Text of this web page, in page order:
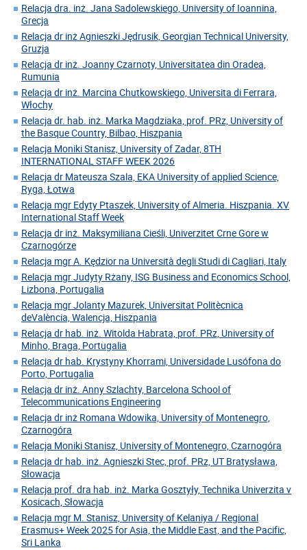
Relacja dra. inż. Jana Sadolewskiego, University of Ioannina,
Grecja
Relacja dr inż Agnieszki Jędrusik, Georgian Technical University,
Gruzja
Relacja dr inż. Joanny Czarnoty, Universitatea din Oradea,
Rumunia
Relacja dr inż. Marcina Chutkowskiego, Universita di Ferrara,
Włochy
Relacja dr. hab. inż. Marka Magdziaka, prof. PRz, University of
the Basque Country, Bilbao, Hiszpania
Relacja Moniki Stanisz, University of Zadar, 8TH
INTERNATIONAL STAFF WEEK 2026
Relacja dr Mateusza Szala, EKA University of applied Science,
Ryga, Łotwa
Relacja mgr Edyty Ptaszek, University of Almeria. Hiszpania. XV
International Staff Week
Relacja dr inż. Maksymiliana Cieśli, Univerzitet Crne Gore w
Czarnogórze
Relacja mgr A. Kędzior na Università degli Studi di Cagliari, Italy
Relacja mgr Judyty Rżany, ISG Business and Economics School,
Lizbona, Portugalia
Relacja mgr Jolanty Mazurek, Universitat Politècnica
deValència, Walencja, Hiszpania
Relacja dr hab. inż. Witolda Habrata, prof. PRz, University of
Minho, Braga, Portugalia
Relacja dr hab. Krystyny Khorrami, Universidade Lusófona do
Porto, Portugalia
Relacja dr inż. Anny Szlachty, Barcelona School of
Telecommunications Engineering
Relacja dr inż Romana Wdowika, University of Montenegro,
Czarnogóra
Relacja Moniki Stanisz, University of Montenegro, Czarnogóra
Relacja dr hab. inż. Agnieszki Stec, prof. PRz, UT Bratysława,
Słowacja
Relacja prof. dra hab. inż. Marka Gosztyły, Technika Univerzita v
Kosicach, Słowacja
Relacja mgr M. Stanisz, University of Kelaniya / Regional
Erasmus+ Week 2025 for Asia, the Middle East, and the Pacific,
Sri Lanka